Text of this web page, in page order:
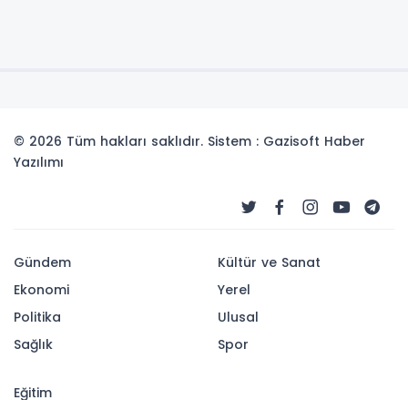
© 2026 Tüm hakları saklıdır. Sistem : Gazisoft Haber
Yazılımı
Gündem
Ekonomi
Politika
Sağlık
Kültür ve Sanat
Yerel
Ulusal
Spor
Eğitim